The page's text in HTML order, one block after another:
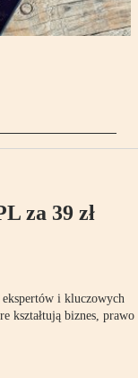
za 39 zł
i kluczowych
kształtują biznes, prawo